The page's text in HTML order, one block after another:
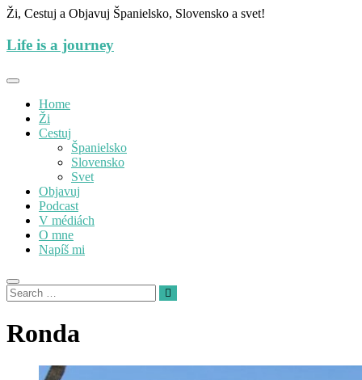
Ži, Cestuj a Objavuj Španielsko, Slovensko a svet!
Life is a journey
Home
Ži
Cestuj
Španielsko
Slovensko
Svet
Objavuj
Podcast
V médiách
O mne
Napíš mi
Ronda